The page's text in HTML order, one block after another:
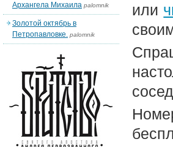
или
Архангела Михаила palomnik
Золотой октябрь в
Петропавловке. palomnik